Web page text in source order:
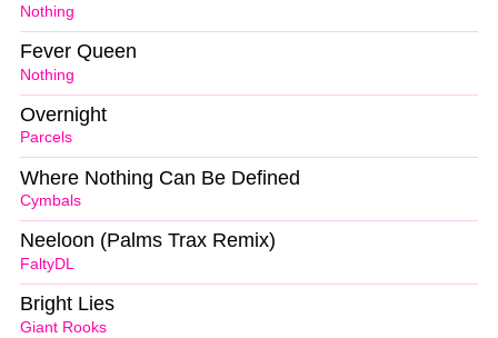
Nothing
Nothing
Fever Queen
Parcels
Overnight
Cymbals
Where Nothing Can Be Defined
FaltyDL
Neeloon (Palms Trax Remix)
Giant Rooks
Bright Lies